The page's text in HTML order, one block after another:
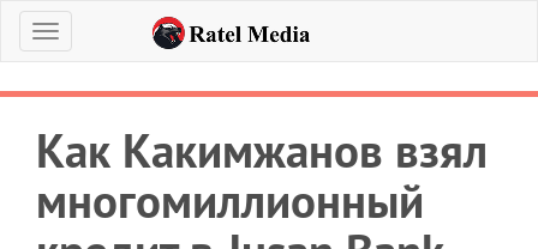
Меню
Как Какимжанов взял
многомиллионный